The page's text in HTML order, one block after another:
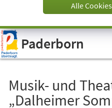
Visuelle
Assistenzsoftware
öffnen.
Alle
Paderborn
Musik- und
„Dalheimer